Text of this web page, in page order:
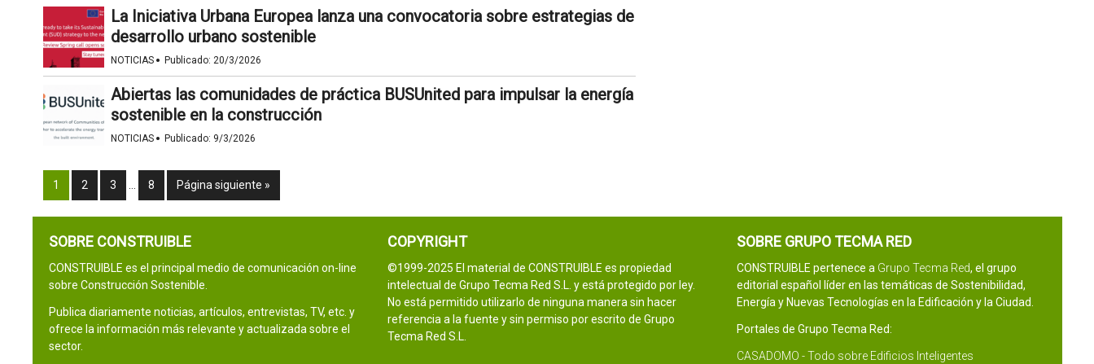
La Iniciativa Urbana Europea lanza una convocatoria sobre estrategias de
desarrollo urbano sostenible
NOTICIAS · Publicado: 20/3/2026
Abiertas las comunidades de práctica BUSUnited para impulsar la energía
sostenible en la construcción
NOTICIAS · Publicado: 9/3/2026
1 2 3 8 Página siguiente »
SOBRE CONSTRUIBLE
CONSTRUIBLE es el principal medio de comunicación on-line
sobre Construcción Sostenible.
Publica diariamente noticias, artículos, entrevistas, TV, etc. y
ofrece la información más relevante y actualizada sobre el
sector.
COPYRIGHT
©1999-2025 El material de CONSTRUIBLE es propiedad
intelectual de Grupo Tecma Red S.L. y está protegido por ley.
No está permitido utilizarlo de ninguna manera sin hacer
referencia a la fuente y sin permiso por escrito de Grupo
Tecma Red S.L.
SOBRE GRUPO TECMA RED
CONSTRUIBLE pertenece a Grupo Tecma Red, el grupo
editorial español líder en las temáticas de Sostenibilidad,
Energía y Nuevas Tecnologías en la Edificación y la Ciudad.
Portales de Grupo Tecma Red:
CASADOMO - Todo sobre Edificios Inteligentes